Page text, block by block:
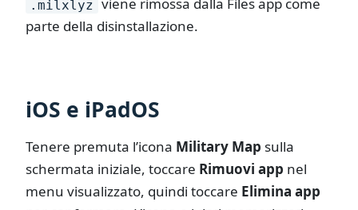
.milxlyz viene rimossa dalla Files app come
parte della disinstallazione.
iOS e iPadOS
Tenere premuta l’icona Military Map sulla
schermata iniziale, toccare Rimuovi app nel
menu visualizzato, quindi toccare Elimina app